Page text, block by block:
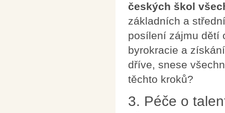
českých škol
základních a
posílení zájmu dětí
byrokracie a
dříve, snese
těchto kroků?
3. Péče o